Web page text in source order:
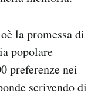
la promessa di
popolare
preferenze nei
scrivendo di